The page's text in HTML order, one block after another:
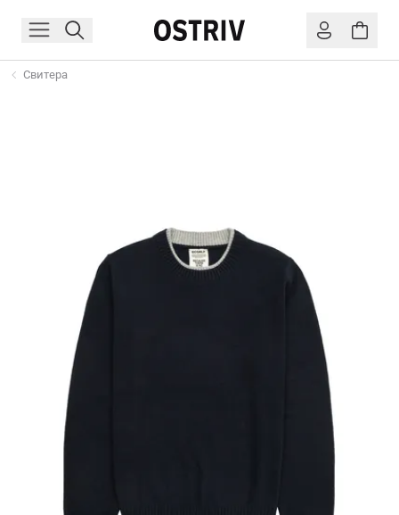
Свитера